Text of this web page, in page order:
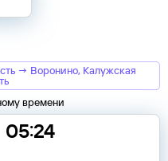
→ Воронино, Калужская
времени
05:24